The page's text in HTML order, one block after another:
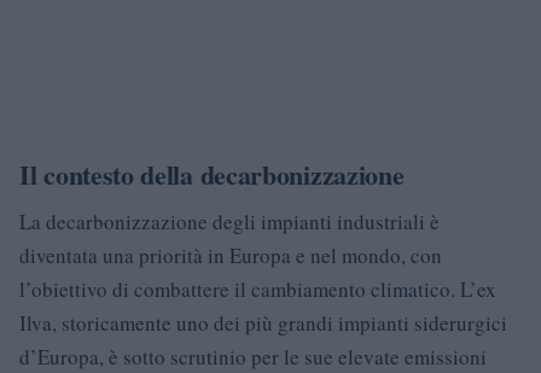
Il contesto della decarbonizzazione
La decarbonizzazione degli impianti industriali è
diventata una priorità in Europa e nel mondo, con
l’obiettivo di combattere il cambiamento climatico. L’ex
Ilva, storicamente uno dei più grandi impianti siderurgici
d’Europa, è sotto scrutinio per le sue elevate emissioni